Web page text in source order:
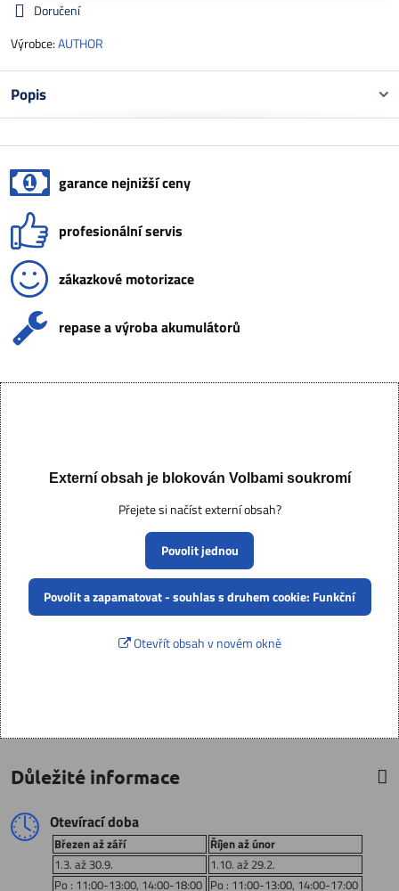
Doručení
Výrobce:AUTHOR
Popis
garance nejnižší ceny
profesionální servis
zákazkové motorizace
repase a výroba akumulátorů
Externí obsah je blokován Volbami soukromí
Přejete si načíst externí obsah?
Povolit jednou
Povolit a zapamatovat - souhlas s druhem cookie: Funkční
Otevřít obsah v novém okně
Důležité informace
Otevírací doba
Březen až září
Říjen až únor
1.3. až 30.9.
1.10. až 29.2.
Po : 11:00-13:00, 14:00-18:00 Po : 11:00-13:00, 14:00-17:00